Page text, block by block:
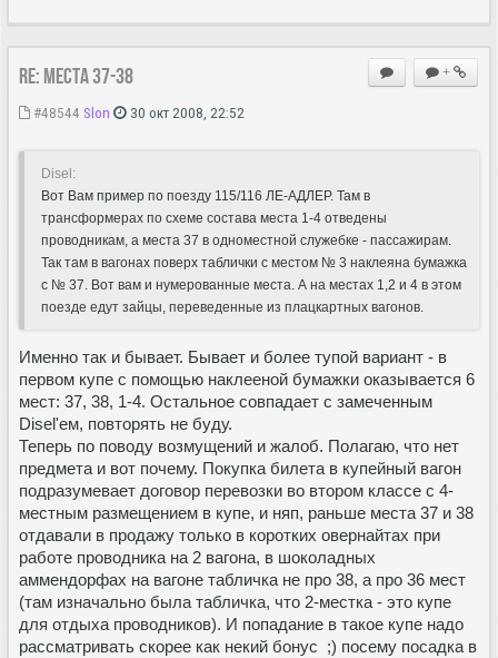
+
Re: Места 37-38
#48544 Slon 30 окт 2008, 22:52
Disel:
Вот Вам пример по поезду 115/116 ЛЕ-АДЛЕР. Там в
трансформерах по схеме состава места 1-4 отведены
проводникам, а места 37 в одноместной служебке - пассажирам.
Так там в вагонах поверх таблички с местом № 3 наклеяна бумажка
с № 37. Вот вам и нумерованные места. А на местах 1,2 и 4 в этом
поезде едут зайцы, переведенные из плацкартных вагонов.
Именно так и бывает. Бывает и более тупой вариант - в
первом купе с помощью наклееной бумажки оказывается 6
мест: 37, 38, 1-4. Остальное совпадает с замеченным
Disel'ем, повторять не буду.
Теперь по поводу возмущений и жалоб. Полагаю, что нет
предмета и вот почему. Покупка билета в купейный вагон
подразумевает договор перевозки во втором классе с 4-
местным размещением в купе, и няп, раньше места 37 и 38
отдавали в продажу только в коротких овернайтах при
работе проводника на 2 вагона, в шоколадных
аммендорфах на вагоне табличка не про 38, а про 36 мест
(там изначально была табличка, что 2-местка - это купе
для отдыха проводников). И попадание в такое купе надо
рассматривать скорее как некий бонус ;) посему посадка в